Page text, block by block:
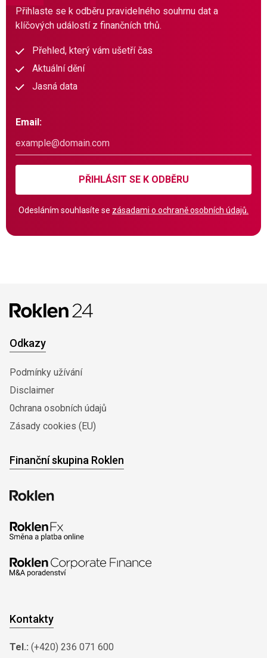
Přihlaste se k odběru pravidelného souhrnu dat a
klíčových událostí z finančních trhů.
Přehled, který vám ušetří čas
Aktuální dění
Jasná data
Email:
PŘIHLÁSIT SE K ODBĚRU
Odesláním souhlasíte se zásadami o ochraně osobních údajů.
Odkazy
Podmínky užívání
Disclaimer
0chrana osobních údajů
Zásady cookies (EU)
Finanční skupina Roklen
Kontakty
Tel.: (+420) 236 071 600